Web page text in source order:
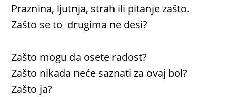
Praznina, ljutnja, strah ili pitanje zašto.
Zašto se to drugima ne desi?
Zašto mogu da osete radost?
Zašto nikada neće saznati za ovaj bol?
Zašto ja?